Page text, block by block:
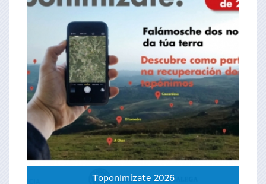
Toponimízate 2026